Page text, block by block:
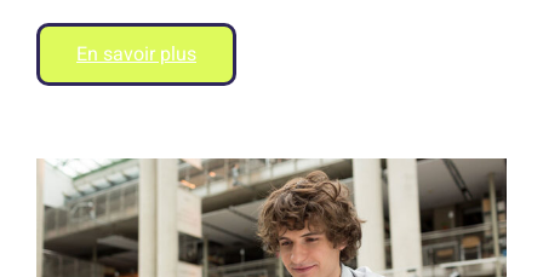
En savoir plus